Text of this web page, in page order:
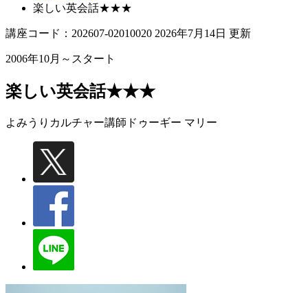
楽しい英会話★★★
講座コード：202607-02010020 2026年7月14日 更新
2006年10月～スタート
楽しい英会話★★★
よみうりカルチャー講師 ドゥーギー マリー